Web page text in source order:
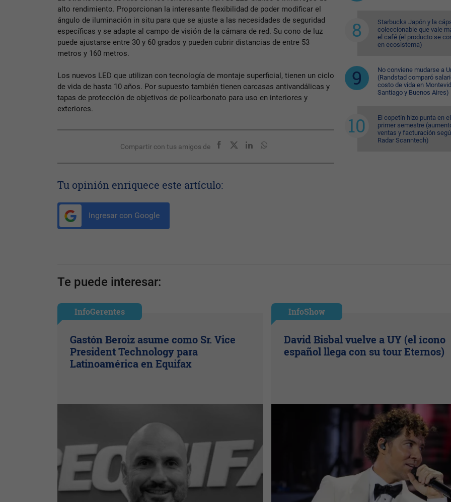
alto rendimiento. Proporcionan la interesante flexibilidad de poder modificar el
ángulo de iluminación in situ para que se ajuste a las necesidades de seguridad
específicas y se adapte al campo de visión de la cámara de red. Su cono de luz
puede ajustarse entre 30 y 60 grados y pueden cubrir distancias de entre 53
metros y 160 metros.
Los nuevos LED que utilizan con tecnología de montaje superficial, tienen un ciclo
de vida de hasta 10 años. Por supuesto también tienen carcasas antivandálicas y
tapas de protección de objetivos de policarbonato para uso en interiores y
exteriores.
Compartir con tus amigos de
Tu opinión enriquece este artículo:
Ingresar con Google
Starbucks Japón y la
coleccionable que vale
el café (el producto se
en ecosistema)
No conviene mudarse a
(Randstad comparó
costo de vida en
Santiago y Buenos Aires)
El copetín hizo punta en el
primer semestre
ventas y facturación
Radar Scanntech)
Te puede interesar:
InfoGerentes
Gastón Beroiz asume como Sr. Vice
President Technology para
Latinoamérica en Equifax
InfoShow
David Bisbal vuelve a UY (el ícono
español llega con su tour Eternos)